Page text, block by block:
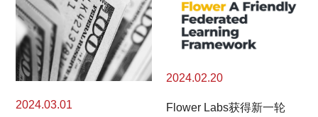
2024.03.01
2024.02.20
Flower Labs获得新一轮